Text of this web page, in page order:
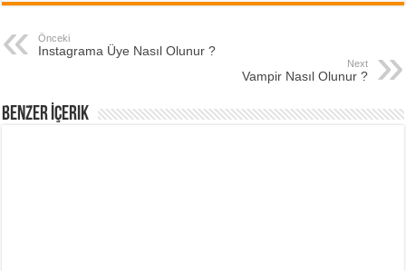
Önceki
Instagrama Üye Nasıl Olunur ?
Next
Vampir Nasıl Olunur ?
Benzer İçerik